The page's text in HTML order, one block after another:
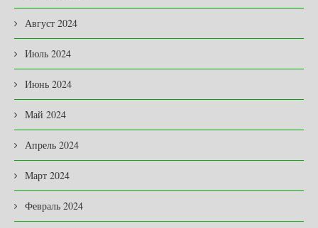
Август 2024
Июль 2024
Июнь 2024
Май 2024
Апрель 2024
Март 2024
Февраль 2024